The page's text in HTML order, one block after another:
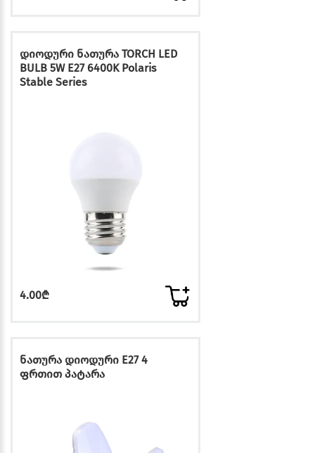
დიოდური ნათურა TORCH LED
BULB 5W E27 6400K Polaris
Stable Series
4.00₾
ნათურა დიოდური E27 4
ფრთით პატარა